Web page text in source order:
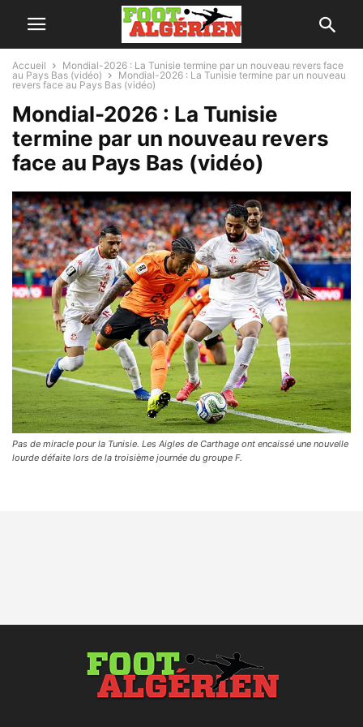
Accueil
Mondial-2026 : La Tunisie termine par un nouveau revers face
au Pays Bas (vidéo)
Mondial-2026 : La Tunisie termine par un nouveau
revers face au Pays Bas (vidéo)
Mondial-2026 : La Tunisie
termine par un nouveau revers
face au Pays Bas (vidéo)
Pas de miracle pour la Tunisie. Les Aigles de Carthage ont encaissé une nouvelle
lourde défaite lors de la troisième journée du groupe F.